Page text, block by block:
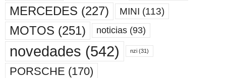
MERCEDES (227) MINI (113)
MOTOS (251) noticias (93)
novedades (542) nzi (31)
PORSCHE (170)